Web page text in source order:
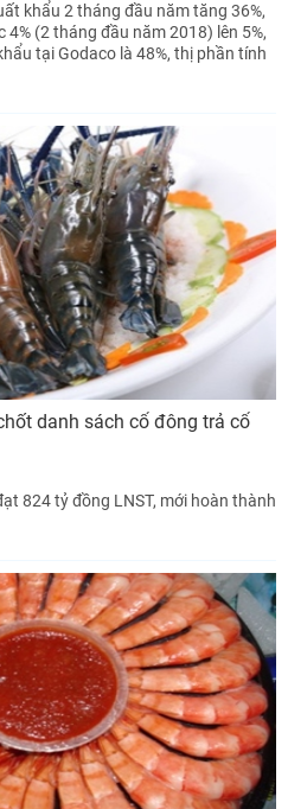
khẩu 2 tháng đầu năm tăng 36%,
(2 tháng đầu năm 2018) lên 5%,
tại Godaco là 48%, thị phần tính
danh sách cổ đông trả cổ
824 tỷ đồng LNST, mới hoàn thành